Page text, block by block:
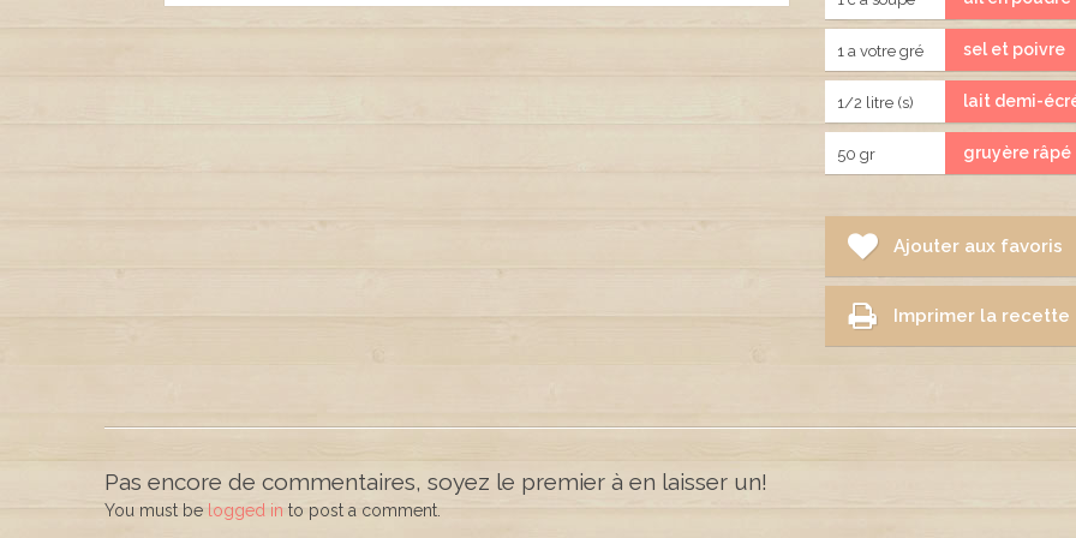
1 a votre gré sel et poivre
1/2 litre (s) lait demi-
50 gr gruyère râpé
Ajouter aux favoris
Imprimer la recette
Pas encore de commentaires, soyez le premier à en laisser un!
You must be logged in to post a comment.